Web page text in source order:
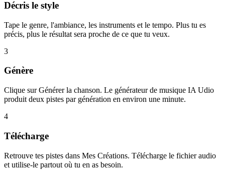
Décris le style
Tape le genre, l'ambiance, les instruments et le tempo. Plus tu es
précis, plus le résultat sera proche de ce que tu veux.
3
Génère
Clique sur Générer la chanson. Le générateur de musique IA Udio
produit deux pistes par génération en environ une minute.
4
Télécharge
Retrouve tes pistes dans Mes Créations. Télécharge le fichier audio
et utilise-le partout où tu en as besoin.